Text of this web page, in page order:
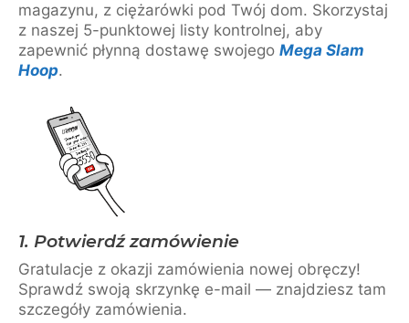
magazynu, z ciężarówki pod Twój dom. Skorzystaj
z naszej 5-punktowej listy kontrolnej, aby
zapewnić płynną dostawę swojego Mega Slam
Hoop.
1. Potwierdź zamówienie
Gratulacje z okazji zamówienia nowej obręczy!
Sprawdź swoją skrzynkę e-mail — znajdziesz tam
szczegóły zamówienia.